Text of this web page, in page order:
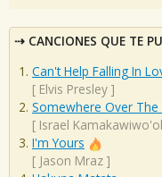
CANCIONES QUE TE
Can't Help Falling In
[ Elvis Presley ]
Somewhere Over The
[ Israel
I'm Yours
[ Jason Mraz ]